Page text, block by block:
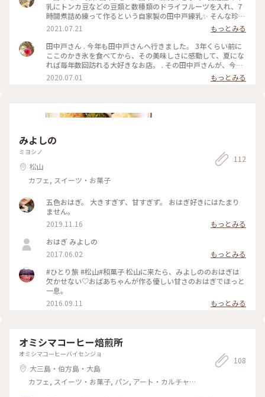
乳にトンカ豆などの豆類と数種類のドライフルーツを入れ、7
時間煮詰め練って作るという自家製の田中戸練乳✨ そんな珍し
い練乳をどうしても食べたくて。 練乳好きなので、さらに普
通の練乳トッピングしたら、お店の人に初めてのパターンだと
笑われました。 が、田中戸練乳を味わい尽くした後半に、普
通の練乳をかけると、田中戸練乳の味わいや特異さがより際立
ち、練乳トッピング万歳でした。 このかき氷食べに、また飛
喫茶田中戸#練乳好き#松山市#古い町並み#レトロ#昭和レトロ
2021.07.21
もっとみる
田中戸さん . 今年も田中戸さんへ行きました。 3年くらい前に
ここのかき氷を食べてから、その美味しさに感動して、夏にな
れば毎年数回訪れる大好きなお店。 . その田中戸さんが、今回
のことりっぷマガジンの表紙に♡ なんだか私まで嬉しくて、表
紙を見ていたらまた食べたくなって行ってきました♪ . 私が頂
て、期待を超える美味しさ✨ . 手前のかき氷は、いちごコンポ
す🍧 . #日本の夏景色 #かき氷 #愛媛 #松山 #田中戸 #松山カフ
2020.07.01 もっとみる
みよしの
ミヨシノ
松山
カフェ, スイーツ・お菓子
112
五色おはぎ。 大きすぎず、甘すぎず。 おはぎ好きにはたまり
ません。
2019.11.16
もっとみる
おはぎ みよしの
2017.06.02
もっとみる
#ひとり旅 #松山#和菓子 松山に来たら、みよしののおはぎは
欠かせない♡おばあちゃんが作る優しい甘さのおはぎでほっと
一息。
2016.09.11
もっとみる
オミシマコーヒー焙煎所
オミシマコーヒーバイセンジョ
大三島・伯方島・大島
カフェ, スイーツ・お菓子, パン, アート・カルチャー,
108